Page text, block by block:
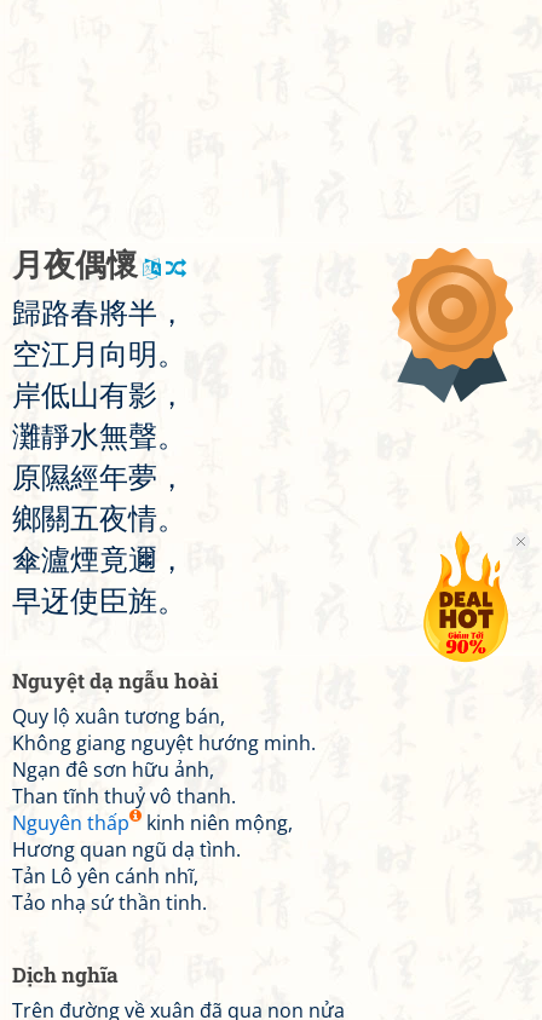
月 夜偶懷
歸路春將半 ，
空江 月 向明 。
岸低山有影 ，
灘靜水無聲。
原隰經年夢 ，
鄉關五夜情。
傘瀘煙竟邇 ，
早迓使臣旌。
Nguyệt dạ ngẫu hoài
Quy lộ xuân tương bán,
Không giang nguyệt hướng minh.
Ngạn đê sơn hữu ảnh,
Than tĩnh thuỷ vô thanh.
Nguyên thấp
kinh niên mộng,
Hương quan ngũ dạ tình.
Tản Lô yên cánh nhĩ,
Tảo nhạ sứ thần tinh.
Dịch nghĩa
Trên đường về xuân đã qua non nửa